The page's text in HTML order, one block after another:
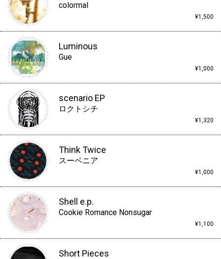
colormal
¥1,500
Luminous
Gue
¥1,000
scenario EP
ロクトシチ
¥1,320
Think Twice
スーベニア
¥1,000
Shell e.p.
Cookie Romance Nonsugar
¥1,100
Short Pieces